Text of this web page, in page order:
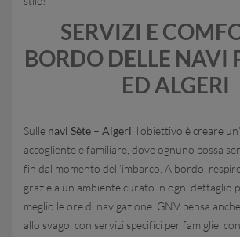
SERVIZI E
BORDO DELLE NAVI
ED ALGERI
Sulle navi Sète – Algeri , l’obiettivo è creare
accogliente e familiare, dove ognuno possa
fin dal momento dell’imbarco. A bordo,
grazie a un ambiente curato in ogni dettaglio
meglio le ore di navigazione. GNV pensa
allo svago, con servizi specifici per famiglie, con